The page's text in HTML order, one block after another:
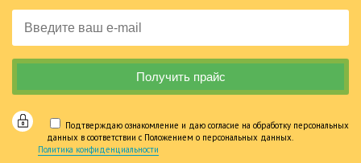
Подтверждаю ознакомление и даю согласие на обработку персональных
данных в соответствии с Положением о персональных данных.
Политика конфиденциальности